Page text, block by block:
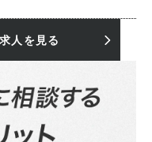
人を見る